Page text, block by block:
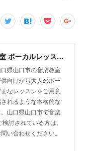
山口県山口市の音楽教室 ボーカルレッスン | ローズ芸術アカデミー
県山口市の音楽教室
向けから大人のボー
なレッスンをご用意
れるような本格的な
山口県山口市で音楽
討されている方は、
い合わせください。